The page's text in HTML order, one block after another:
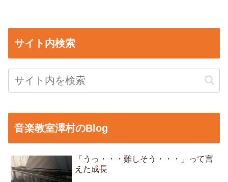
サイト内検索
音楽教室澤村のBlog
「うっ・・・難しそう・・・」って言
えた成長